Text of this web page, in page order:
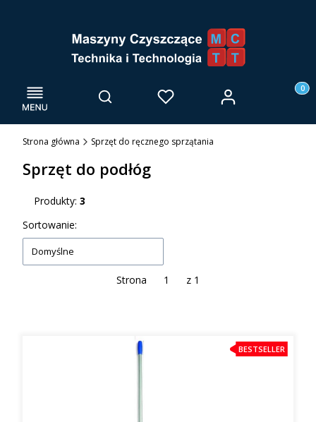
Menu Otwórz wyszukiwarkę
Szukaj Ulubione Zaloguj się
Strona główna Sprzęt do ręcznego sprzątania
Sprzęt do podłóg
Produkty: 3
Lista produktów
Sortowanie:
Domyślne
Strona z 1
BESTSELLER